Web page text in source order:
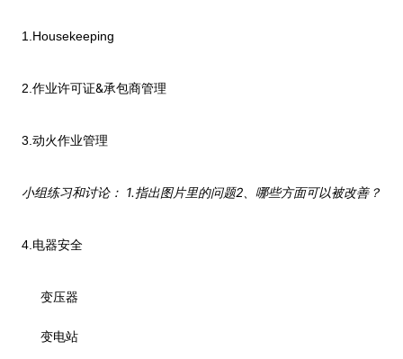
1.Housekeeping
2. 作业许可证&承包商管理
3. 动火作业管理
小组练习和讨论： 1.指出图片里的问题2 、哪些方面可以被改善？
4. 电器安全
变压器
变电站